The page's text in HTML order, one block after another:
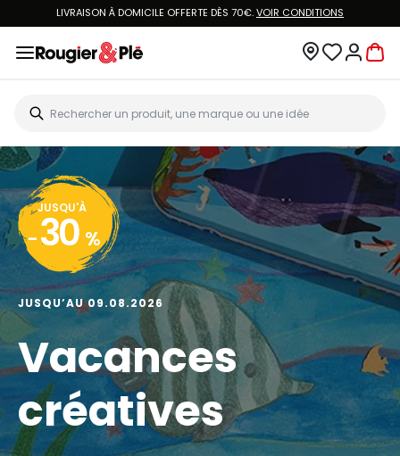
LIVRAISON À DOMICILE OFFERTE DÈS 70€.VOIR CONDITIONS
JUSQU'À
- 30 %
JUSQU’AU 09.08.2026
Vacances
créatives